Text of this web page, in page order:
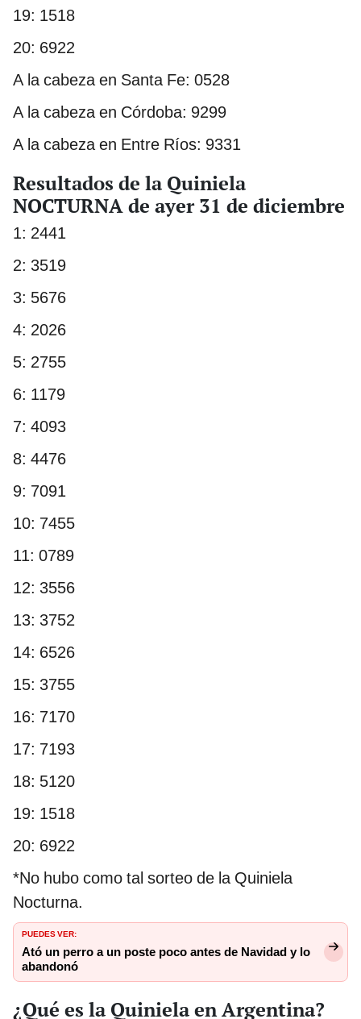
19: 1518
20: 6922
A la cabeza en Santa Fe: 0528
A la cabeza en Córdoba: 9299
A la cabeza en Entre Ríos: 9331
Resultados de la Quiniela
NOCTURNA de ayer 31 de diciembre
1: 2441
2: 3519
3: 5676
4: 2026
5: 2755
6: 1179
7: 4093
8: 4476
9: 7091
10: 7455
11: 0789
12: 3556
13: 3752
14: 6526
15: 3755
16: 7170
17: 7193
18: 5120
19: 1518
20: 6922
*No hubo como tal sorteo de la Quiniela
Nocturna.
PUEDES VER:
Ató un perro a un poste poco antes de Navidad y lo
abandonó
¿Qué es la Quiniela en Argentina?